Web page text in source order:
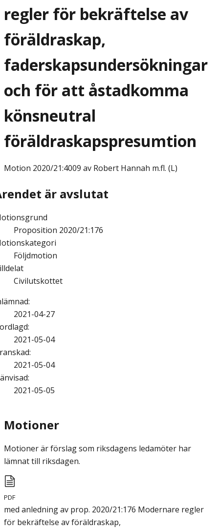
regler för bekräftelse av
föräldraskap,
faderskapsundersökningar
och för att åstadkomma
könsneutral
föräldraskapspresumtion
Motion 2020/21:4009 av Robert Hannah m.fl. (L)
är avslutat
Proposition 2020/21:176
Följdmotion
Civilutskottet
:
2021-04-27
:
2021-05-04
:
2021-05-04
:
2021-05-05
Motioner
Motioner är förslag som riksdagens ledamöter har
lämnat till riksdagen.
PDF
med anledning av prop. 2020/21:176 Modernare regler
för bekräftelse av föräldraskap,